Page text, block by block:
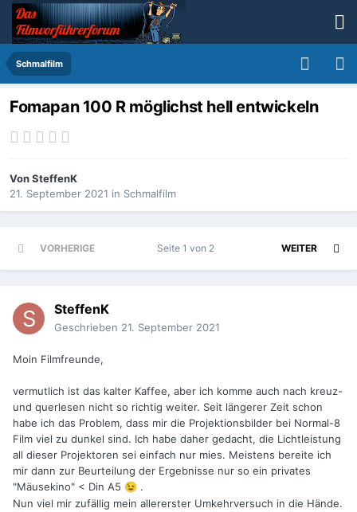
Schmalfilm
Fomapan 100 R möglichst hell entwickeln
VonSteffenK
21. September 2021 in Schmalfilm
VORHERIGE WEITER
Seite 1 von 2
SteffenK
Geschrieben 21. September 2021
Moin Filmfreunde,
vermutlich ist das kalter Kaffee, aber ich komme auch nach kreuz-
und querlesen nicht so richtig weiter. Seit längerer Zeit schon
habe ich das Problem, dass mir die Projektionsbilder bei Normal-8
Film viel zu dunkel sind. Ich habe daher gedacht, die Lichtleistung
all dieser Projektoren sei einfach nur mies. Meistens bereite ich
mir dann zur Beurteilung der Ergebnisse nur so ein privates
"Mäusekino" < Din A5 😉 .
Nun viel mir zufällig mein allererster Umkehrversuch in die Hände.